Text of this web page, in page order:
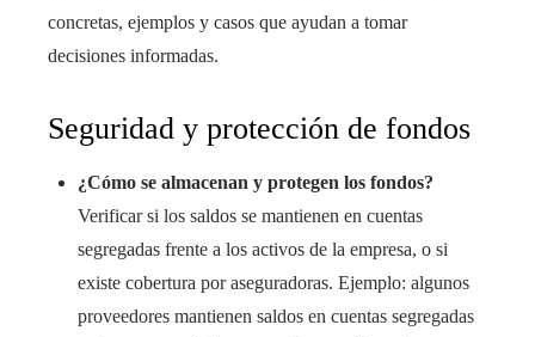
concretas, ejemplos y casos que ayudan a tomar
decisiones informadas.
Seguridad y protección de fondos
¿Cómo se almacenan y protegen los fondos?
Verificar si los saldos se mantienen en cuentas
segregadas frente a los activos de la empresa, o si
existe cobertura por aseguradoras. Ejemplo: algunos
proveedores mantienen saldos en cuentas segregadas